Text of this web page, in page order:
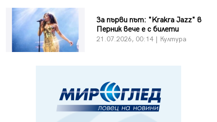
За първи път: "Krakra Jazz" в
Перник вече е с билети
21.07.2026, 00:14 | Култура